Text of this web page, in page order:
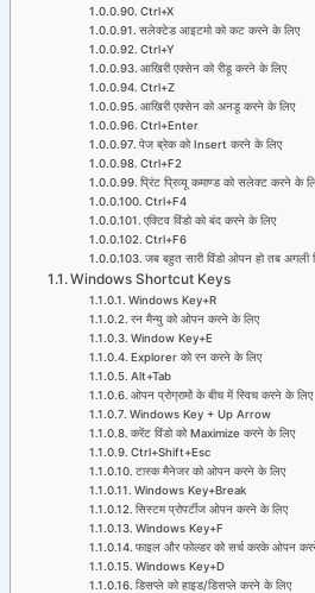
Ctrl+X
सलेक्टेड आइटमो को कट करने के लिए
Ctrl+Y
आखिरी एक्सेन को रीडू करने के लिए
Ctrl+Z
आखिरी एक्सेन को अनडू करने के लिए
Ctrl+Enter
पेज ब्रेक को Insert करने के लिए
Ctrl+F2
प्रिंट प्रिव्यू कमाण्ड को सलेक्ट करने के
Ctrl+F4
एक्टिव विंडो को बंद करने के लिए
Ctrl+F6
जब बहुत सारी विंडो ओपन हो तब
Windows Shortcut Keys
Windows Key+R
रन मैन्यु को ओपन करने के लिए
Window Key+E
Explorer को रन करने के लिए
Alt+Tab
ओपन प्रोग्रामों के बीच में स्विच करने के लिए
Windows Key + Up Arrow
करेंट विंडो को Maximize करने के लिए
Ctrl+Shift+Esc
टास्क मैनेजर को ओपन करने के लिए
Windows Key+Break
सिस्टम प्रोपर्टीज ओपन करने के लिए
Windows Key+F
फाइल और फोल्डर को सर्च करके ओपन
Windows Key+D
डिसप्ले को हाइड/डिसप्ले करने के लिए